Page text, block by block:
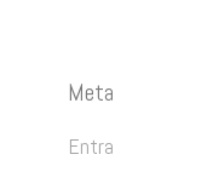
Meta
Entra